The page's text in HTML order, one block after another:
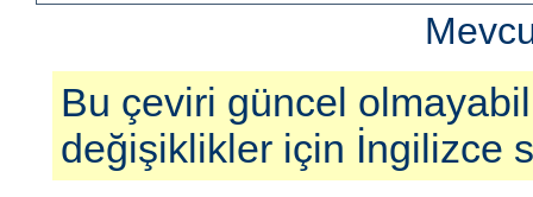
Bu çeviri güncel
değişiklikler için İngilizce